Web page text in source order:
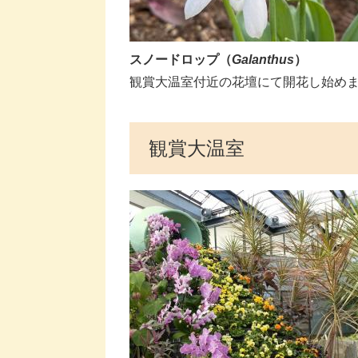
スノードロップ（Galanthus）
観賞大温室付近の花壇にて開花し始め
観賞大温室